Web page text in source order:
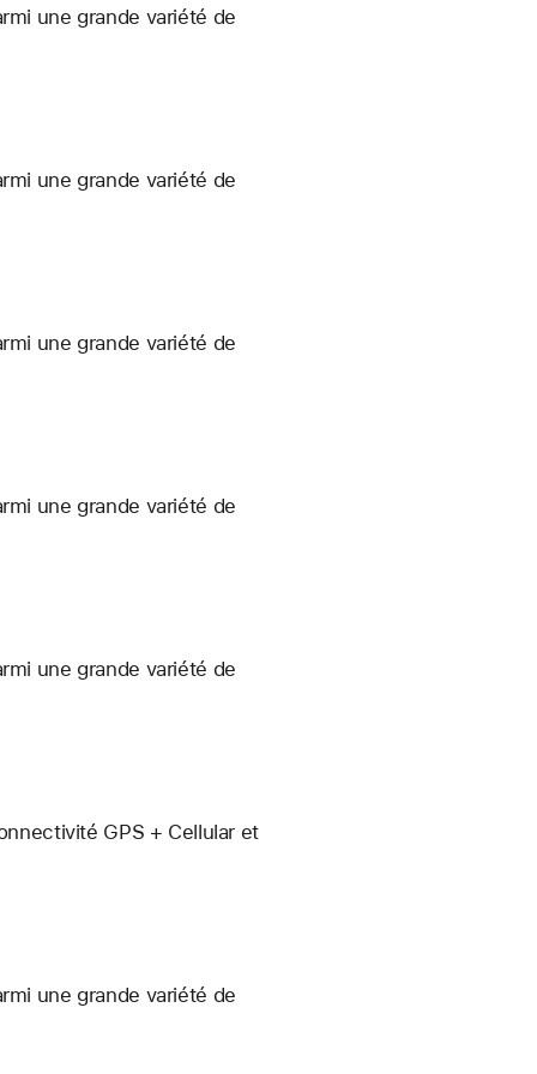
une grande variété de
une grande variété de
une grande variété de
une grande variété de
une grande variété de
GPS + Cellular et
une grande variété de